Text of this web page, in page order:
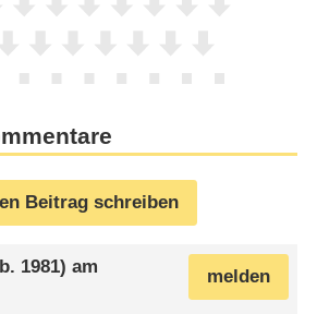
Beitrag schreiben
melden
1981) am